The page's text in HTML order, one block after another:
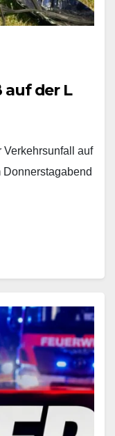
der L
Verkehrsunfall auf